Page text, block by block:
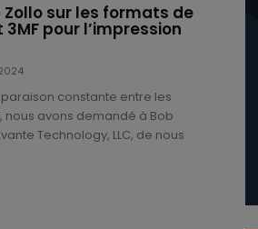
Zollo sur les formats de
3MF pour l’impression
constante entre les
nous avons demandé à Bob
Technology, LLC, de nous